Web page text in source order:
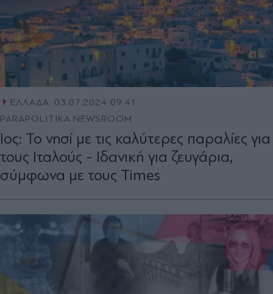
ΕΛΛΑΔΑ 03.07.2024 09:41
PARAPOLITIKA NEWSROOM
Ίος: Το νησί με τις καλύτερες παραλίες για
τους Ιταλούς - Ιδανική για ζευγάρια,
σύμφωνα με τους Times